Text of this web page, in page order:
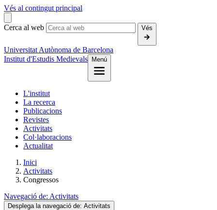
Vés al contingut principal
Cerca al web Vés
Universitat Autònoma de Barcelona
Institut d'Estudis Medievals
Menú
L'institut
La recerca
Publicacions
Revistes
Activitats
Col·laboracions
Actualitat
Inici
Activitats
Congressos
Navegació de: Activitats
Desplega la navegació de: Activitats